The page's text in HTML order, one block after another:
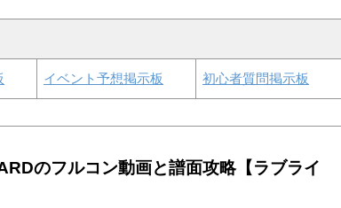
イベント予想掲示板 初心者質問掲示板
のフルコン動画と譜面攻略【ラブライ